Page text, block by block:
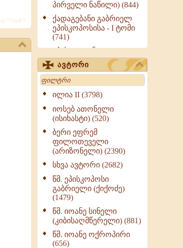
პირველი ნაწილი) (844)
ქადაგებანი გაბრიელ
ეპისკოპოსისა - I ტომი
(741)
ეპისტოლენი,
ქადაგებანი, სიტყვანი
(ნაწილი III) (723)
მოძღვრის ძალზე
სასარგებლო რჩევები
მრევლისათვის (545)
Wisdomge (514)
ქადაგებანი გაბრიელ
ეპისკოპოსისა - II ტომი
(370)
სულიერი ცხოვრების
სახელმძღვანელო -
ნაწილი II (369)
ღმერთი და ადამიანები
(287)
ბერის დიადემა (278)
მონაზვნური
გამოცდილების
ავტორი
Search
ილია II (3798)
იოსებ ათონელი
(ისიხასტი) (520)
ბერი ეფრემ
ფილოთეველი
(არიზონელი) (2390)
სხვა ავტორი (2682)
წმ. ეპისკოპოსი
გაბრიელი (ქიქოძე)
(1479)
წმ. იოანე სინელი
(კიბისაღმწერელი) (881)
წმ. იოანე ოქროპირი
(656)